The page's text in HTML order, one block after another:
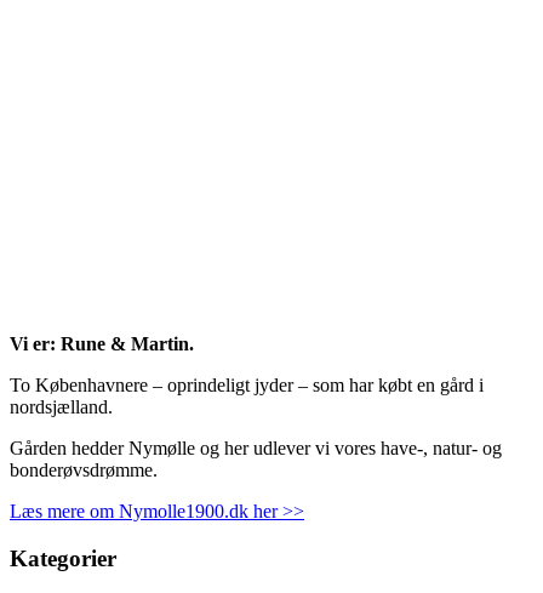
Vi er: Rune & Martin.
To Københavnere – oprindeligt jyder – som har købt en gård i
nordsjælland.
Gården hedder Nymølle og her udlever vi vores have-, natur- og
bonderøvsdrømme.
Læs mere om Nymolle1900.dk her >>
Kategorier